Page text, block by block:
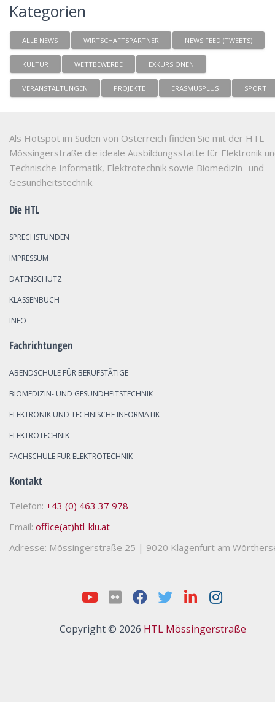
Kategorien
ALLE NEWS WIRTSCHAFTSPARTNER NEWS FEED (TWEETS)
KULTUR WETTBEWERBE EXKURSIONEN
VERANSTALTUNGEN PROJEKTE ERASMUSPLUS SPORT
Als Hotspot im Süden von Österreich finden Sie mit der HTL
Mössingerstraße die ideale Ausbildungsstätte für Elektronik
Technische Informatik, Elektrotechnik sowie Biomedizin- und
Gesundheitstechnik.
Die HTL
SPRECHSTUNDEN
IMPRESSUM
DATENSCHUTZ
KLASSENBUCH
INFO
Fachrichtungen
ABENDSCHULE FÜR BERUFSTÄTIGE
BIOMEDIZIN- UND GESUNDHEITSTECHNIK
ELEKTRONIK UND TECHNISCHE INFORMATIK
ELEKTROTECHNIK
FACHSCHULE FÜR ELEKTROTECHNIK
Kontakt
Telefon: +43 (0) 463 37 978
Email: office(at)htl-klu.at
Adresse: Mössingerstraße 25 | 9020 Klagenfurt am
Copyright © 2026 HTL Mössingerstraße